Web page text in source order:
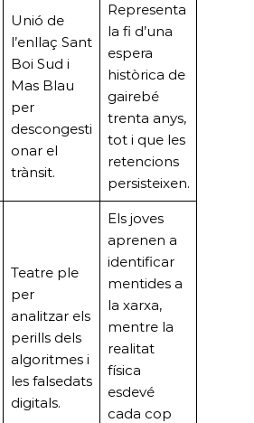
Unió de
l’enllaç Sant
Boi Sud i
Mas Blau
per
descongesti
onar el
trànsit.
Representa
la fi d’una
espera
històrica de
gairebé
trenta anys,
tot i que les
retencions
persisteixen.
Teatre ple
per
analitzar els
perills dels
algoritmes i
les falsedats
digitals.
Els joves
aprenen a
identificar
mentides a
la xarxa,
mentre la
realitat
física
esdevé
cada cop